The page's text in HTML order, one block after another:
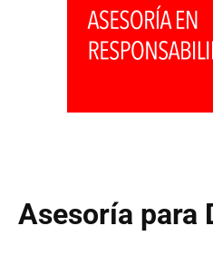
Asesoría para